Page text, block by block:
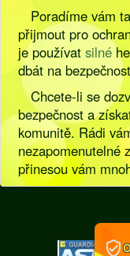
Poradíme vám
přijmout pro
je používatsilné
dbát na
Chcete-li se
bezpečnost a
komunitě. Rádi
nezapomenutelné
přinesou vám